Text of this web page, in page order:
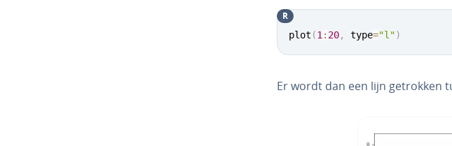
plot (1 : 20, type="l")
R
Er wordt dan een lijn getrokken